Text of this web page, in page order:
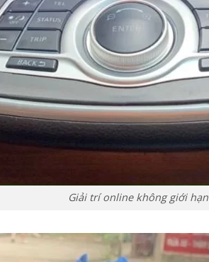
Giải trí online không giới hạn